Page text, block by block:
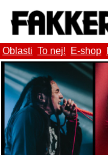
Oblasti To nej! E-shop